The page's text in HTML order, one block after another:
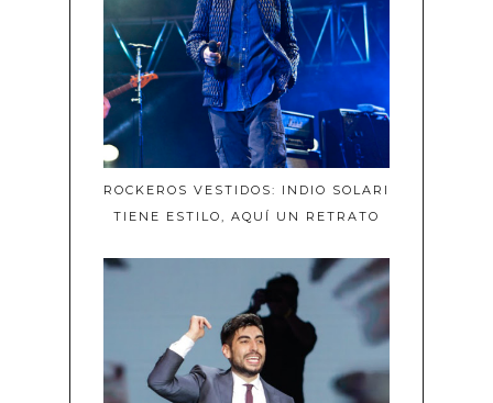
ROCKEROS VESTIDOS: INDIO SOLARI
TIENE ESTILO, AQUÍ UN RETRATO